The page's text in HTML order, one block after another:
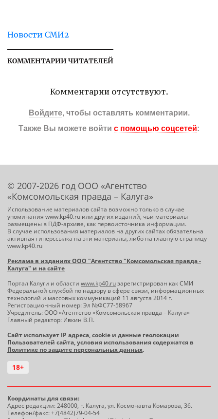
Новости СМИ2
КОММЕНТАРИИ ЧИТАТЕЛЕЙ
Комментарии отсутствуют.
Войдите, чтобы оставлять комментарии.
Также Вы можете войти с помощью соцсетей:
© 2007-2026 год ООО «Агентство
«Комсомольская правда – Калуга»
Использование материалов сайта возможно только в случае
упоминания www.kp40.ru или других изданий, чьи материалы
размещены в ПДФ-архиве, как первоисточника информации.
В случае использования материалов на других сайтах обязательна
активная гиперссылка на эти материалы, либо на главную страницу
www.kp40.ru
Реклама в изданиях ООО "Агентство "Комсомольская правда -
Калуга" и на сайте
Портал Калуги и области www.kp40.ruзарегистрирован как СМИ
Федеральной службой по надзору в сфере связи, информационных
технологий и массовых коммуникаций 11 августа 2014 г.
Регистрационный номер: Эл №ФС77-58967
Учредитель: ООО «Агентство «Комсомольская правда – Калуга»
Главный редактор: Ивкин В.П.
Сайт использует IP адреса, cookie и данные геолокации
Пользователей сайта, условия использования содержатся в
Политике по защите персональных данных.
18+
Координаты для связи:
Адрес редакции: 248000, г. Калуга, ул. Космонавта Комарова, 36.
Телефон/факс: +7(4842)79-04-54